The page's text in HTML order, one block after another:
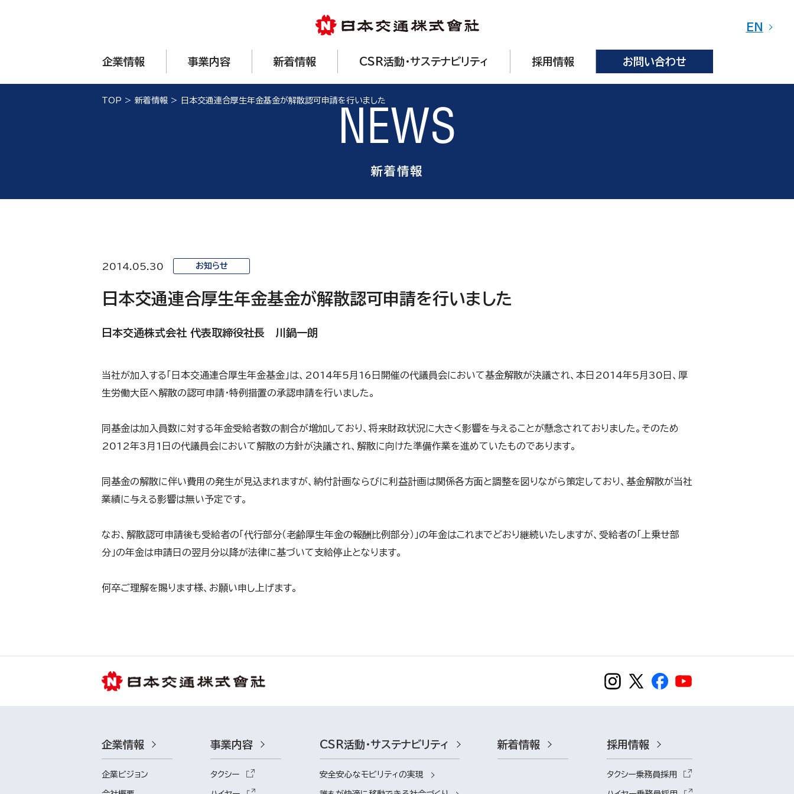
EN
企業情報 事業内容 新着情報 CSR活動・サステナビリティ 採用情報 お問い合わせ
TOP > 新着情報 > 日本交通連合厚生年金基金が解散認可申請を行いました
NEWS
新着情報
2014.05.30 お知らせ
日本交通連合厚生年金基金が解散認可申請を行いました
日本交通株式会社 代表取締役社長 川鍋一朗
当社が加入する「日本交通連合厚生年金基金」は、2014年5月16日開催の代議員会において基金解散が決議され、本日2014年5月30日、厚
生労働大臣へ解散の認可申請・特例措置の承認申請を行いました。
同基金は加入員数に対する年金受給者数の割合が増加しており、将来財政状況に大きく影響を与えることが懸念されておりました。そのため
2012年3月1日の代議員会において解散の方針が決議され、解散に向けた準備作業を進めていたものであります。
同基金の解散に伴い費用の発生が見込まれますが、納付計画ならびに利益計画は関係各方面と調整を図りながら策定しており、基金解散が当社
業績に与える影響は無い予定です。
なお、解散認可申請後も受給者の「代行部分（老齢厚生年金の報酬比例部分）」の年金はこれまでどおり継続いたしますが、受給者の「上乗せ部
分」の年金は申請日の翌月分以降が法律に基づいて支給停止となります。
何卒ご理解を賜ります様、お願い申し上げます。
企業情報
企業ビジョン
事業内容
タクシー
CSR活動・サステナビリティ
安全安心なモビリティの実現
新着情報 採用情報
タクシー乗務員採用